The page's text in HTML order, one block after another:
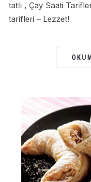
tatlı , Çay Saati
tarifleri – Lezzet!